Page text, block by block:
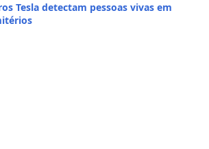
Tesla detectam pessoas vivas em